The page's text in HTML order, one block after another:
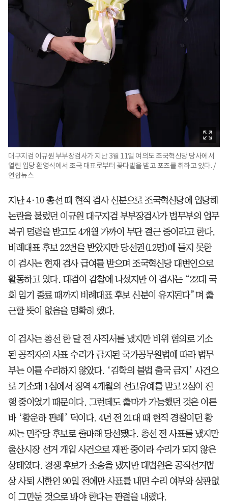
대구지검 이규원 부부장검사가 지난 3월 11일 여의도 조국혁신당 당사에서
열린 입당 환영식에서 조국 대표로부터 꽃다발을 받고 포즈를 취하고 있다. /
연합뉴스
지난 4·10 총선 때 현직 검사 신분으로 조국혁신당에 입당해
논란을 불렀던 이규원 대구지검 부부장검사가 법무부의 업무
복귀 명령을 받고도 4개월 가까이 무단 결근 중이라고 한다.
비례대표 후보 22번을 받았지만 당선권(12명)에 들지 못한
이 검사는 현재 검사 급여를 받으며 조국혁신당 대변인으로
활동하고 있다. 대검이 감찰에 나섰지만 이 검사는 “22대 국
회 임기 종료 때까지 비례대표 후보 신분이 유지된다”며 출
근할 뜻이 없음을 명확히 했다.
이 검사는 총선 한 달 전 사직서를 냈지만 비위 혐의로 기소
된 공직자의 사표 수리가 금지된 국가공무원법에 따라 법무
부는 이를 수리하지 않았다. ‘김학의 불법 출국 금지’ 사건으
로 기소돼 1심에서 징역 4개월의 선고유예를 받고 2심이 진
행 중이었기 때문이다. 그런데도 출마가 가능했던 것은 이른
바 ‘황운하 판례’ 덕이다. 4년 전 21대 때 현직 경찰이던 황
씨는 민주당 후보로 출마해 당선됐다. 총선 전 사표를 냈지만
울산시장 선거 개입 사건으로 재판 중이라 수리가 되지 않은
상태였다. 경쟁 후보가 소송을 냈지만 대법원은 공직선거법
상 사퇴 시한인 90일 전에만 사표를 내면 수리 여부와 상관없
이 그만둔 것으로 봐야 한다는 판결을 내렸다.